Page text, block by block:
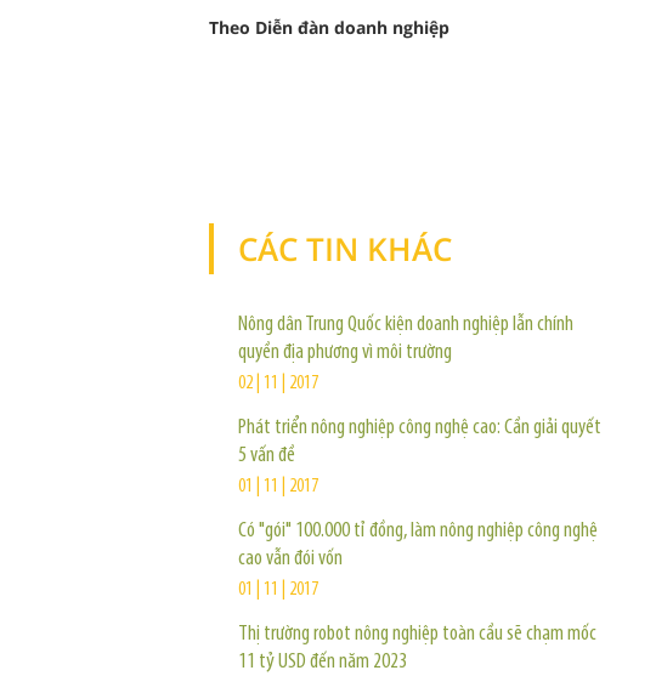
Theo Diễn đàn doanh nghiệp
CÁC TIN KHÁC
Nông dân Trung Quốc kiện doanh nghiệp lẫn chính
quyền địa phương vì môi trường
02 | 11 | 2017
Phát triển nông nghiệp công nghệ cao: Cần giải quyết
5 vấn đề
01 | 11 | 2017
Có "gói" 100.000 tỉ đồng, làm nông nghiệp công nghệ
cao vẫn đói vốn
01 | 11 | 2017
Thị trường robot nông nghiệp toàn cầu sẽ chạm mốc
11 tỷ USD đến năm 2023